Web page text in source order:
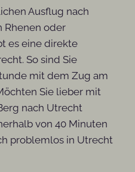
Ausflug nach
Rhenen oder
es eine direkte
So sind Sie
mit dem Zug am
Sie lieber mit
nach Utrecht
von 40 Minuten
problemlos in Utrecht